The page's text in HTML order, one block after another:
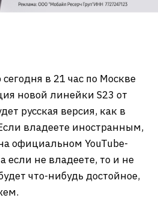
в 21 час по Москве
новой линейки S23 от
русская версия, как в
владеете иностранным,
официальном YouTube-
если не владеете, то и не
что-нибудь достойное,